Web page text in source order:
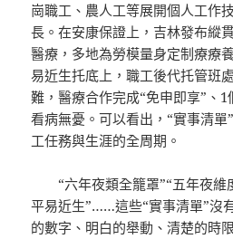
崗職工、農人工等展開個人工作
長。在安康保證上，吉林發布縱
醫療，多地為勞模量身定制療療
易近生托底上，職工後代托管班
難，醫療合作完成“免申即享”、
看病無憂。可以看出，“實事清
工任務與生涯的全周期。
“六年夜類全籠罩”“五年夜維
平易近生”……這些“實事清單”沒
的數字、明白的舉動、清楚的時